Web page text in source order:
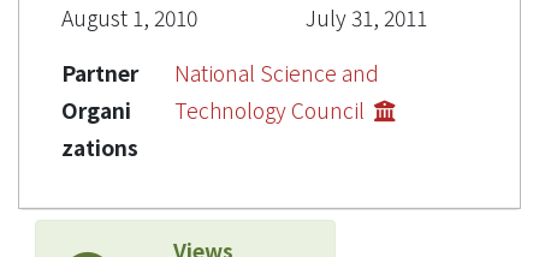
August 1, 2010
July 31, 2011
Partner
Organi
zations
National Science and
Technology Council
Views